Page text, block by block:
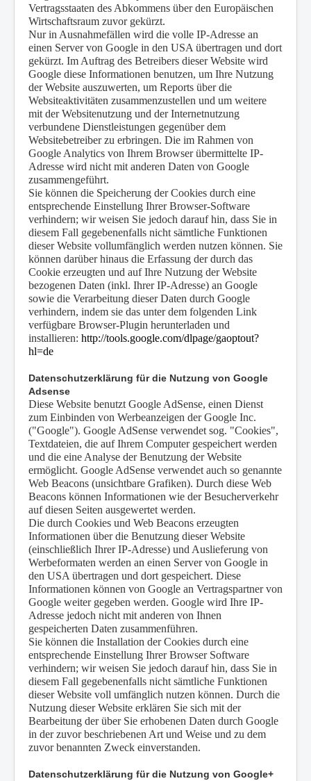
Vertragsstaaten des Abkommens über den Europäischen
Wirtschaftsraum zuvor gekürzt.
Nur in Ausnahmefällen wird die volle IP-Adresse an
einen Server von Google in den USA übertragen und dort
gekürzt. Im Auftrag des Betreibers dieser Website wird
Google diese Informationen benutzen, um Ihre Nutzung
der Website auszuwerten, um Reports über die
Websiteaktivitäten zusammenzustellen und um weitere
mit der Websitenutzung und der Internetnutzung
verbundene Dienstleistungen gegenüber dem
Websitebetreiber zu erbringen. Die im Rahmen von
Google Analytics von Ihrem Browser übermittelte IP-
Adresse wird nicht mit anderen Daten von Google
zusammengeführt.
Sie können die Speicherung der Cookies durch eine
entsprechende Einstellung Ihrer Browser-Software
verhindern; wir weisen Sie jedoch darauf hin, dass Sie in
diesem Fall gegebenenfalls nicht sämtliche Funktionen
dieser Website vollumfänglich werden nutzen können. Sie
können darüber hinaus die Erfassung der durch das
Cookie erzeugten und auf Ihre Nutzung der Website
bezogenen Daten (inkl. Ihrer IP-Adresse) an Google
sowie die Verarbeitung dieser Daten durch Google
verhindern, indem sie das unter dem folgenden Link
verfügbare Browser-Plugin herunterladen und
installieren: http://tools.google.com/dlpage/gaoptout?
hl=de
Datenschutzerklärung für die Nutzung von Google
Adsense
Diese Website benutzt Google AdSense, einen Dienst
zum Einbinden von Werbeanzeigen der Google Inc.
("Google"). Google AdSense verwendet sog. "Cookies",
Textdateien, die auf Ihrem Computer gespeichert werden
und die eine Analyse der Benutzung der Website
ermöglicht. Google AdSense verwendet auch so genannte
Web Beacons (unsichtbare Grafiken). Durch diese Web
Beacons können Informationen wie der Besucherverkehr
auf diesen Seiten ausgewertet werden.
Die durch Cookies und Web Beacons erzeugten
Informationen über die Benutzung dieser Website
(einschließlich Ihrer IP-Adresse) und Auslieferung von
Werbeformaten werden an einen Server von Google in
den USA übertragen und dort gespeichert. Diese
Informationen können von Google an Vertragspartner von
Google weiter gegeben werden. Google wird Ihre IP-
Adresse jedoch nicht mit anderen von Ihnen
gespeicherten Daten zusammenführen.
Sie können die Installation der Cookies durch eine
entsprechende Einstellung Ihrer Browser Software
verhindern; wir weisen Sie jedoch darauf hin, dass Sie in
diesem Fall gegebenenfalls nicht sämtliche Funktionen
dieser Website voll umfänglich nutzen können. Durch die
Nutzung dieser Website erklären Sie sich mit der
Bearbeitung der über Sie erhobenen Daten durch Google
in der zuvor beschriebenen Art und Weise und zu dem
zuvor benannten Zweck einverstanden.
Datenschutzerklärung für die Nutzung von Google+